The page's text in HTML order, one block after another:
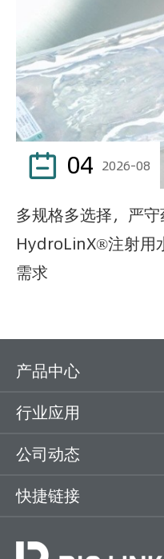
 04 2026-08
多规格多选择，严
HydroLinX®注射用
需求
产品中心
行业应用
公司动态
快捷链接